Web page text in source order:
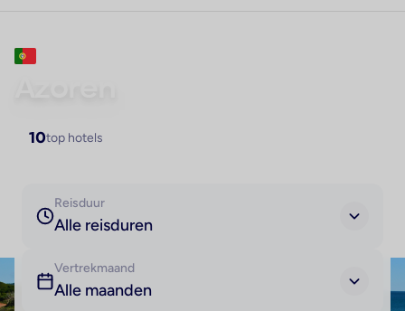
10top hotels
Reisduur
Alle reisduren
Vertrekmaand
Alle maanden